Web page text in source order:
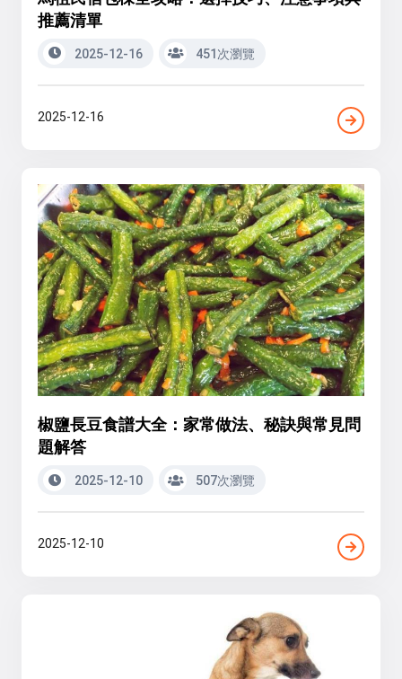
推薦清單
2025-12-16 451次瀏覽
2025-12-16
椒鹽長豆食譜大全：家常做法、秘訣與常見問
題解答
2025-12-10 507次瀏覽
2025-12-10